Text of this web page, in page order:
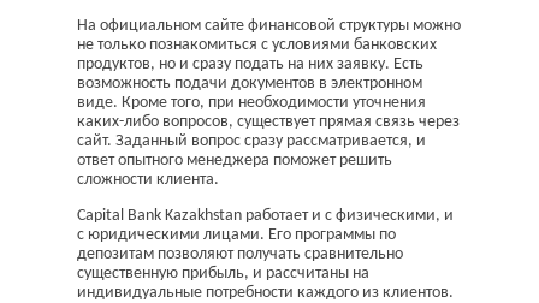
На официальном сайте финансовой структуры можно
не только познакомиться с условиями банковских
продуктов, но и сразу подать на них заявку. Есть
возможность подачи документов в электронном
виде. Кроме того, при необходимости уточнения
каких-либо вопросов, существует прямая связь через
сайт. Заданный вопрос сразу рассматривается, и
ответ опытного менеджера поможет решить
сложности клиента.
Capital Bank Kazakhstan работает и с физическими, и
с юридическими лицами. Его программы по
депозитам позволяют получать сравнительно
существенную прибыль, и рассчитаны на
индивидуальные потребности каждого из клиентов.